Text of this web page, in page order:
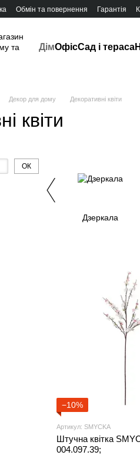
Обмін та повернення Гарантія
ДімОфісСад і тераса
Декор для дому Декоративні квіти
квіти
Дзеркала
−10%
Артикул: SMYCKA
Штучна квітка
004.097.39;
ОК